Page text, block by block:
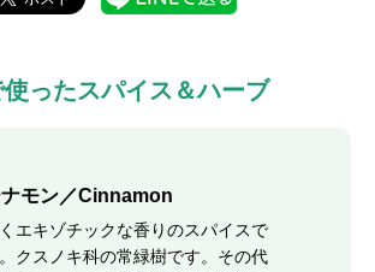
ったスパイス＆ハーブ
モン／Cinnamon
エキゾチックな香りのスパイスで
クスノキ科の常緑樹です。その代